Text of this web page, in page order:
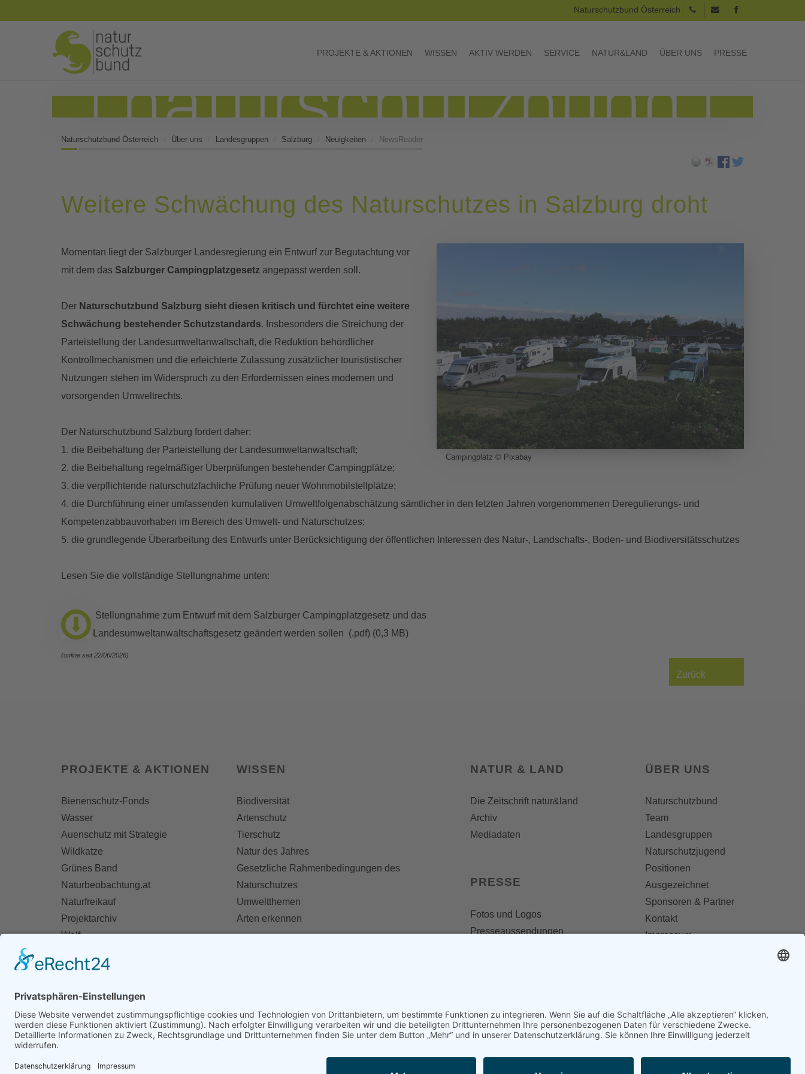
Naturschutzbund Österreich
PROJEKTE & AKTIONEN WISSEN AKTIV WERDEN SERVICE NATUR&LAND ÜBER UNS PRESSE
Naturschutzbund Österreich Über uns Landesgruppen Salzburg Neuigkeiten NewsReader
Weitere Schwächung des Naturschutzes in Salzburg droht
Campingplatz © Pixabay
Momentan liegt der Salzburger Landesregierung ein Entwurf zur Begutachtung vor
mit dem das Salzburger Campingplatzgesetz angepasst werden soll.
Der Naturschutzbund Salzburg sieht diesen kritisch und fürchtet eine weitere
Schwächung bestehender Schutzstandards. Insbesonders die Streichung der
Parteistellung der Landesumweltanwaltschaft, die Reduktion behördlicher
Kontrollmechanismen und die erleichterte Zulassung zusätzlicher tourististischer
Nutzungen stehen im Widerspruch zu den Erfordernissen eines modernen und
vorsorgenden Umweltrechts.
Der Naturschutzbund Salzburg fordert daher:
1. die Beibehaltung der Parteistellung der Landesumweltanwaltschaft;
2. die Beibehaltung regelmäßiger Überprüfungen bestehender Campingplätze;
3. die verpflichtende naturschutzfachliche Prüfung neuer Wohnmobilstellplätze;
4. die Durchführung einer umfassenden kumulativen Umweltfolgenabschätzung sämtlicher in den letzten Jahren vorgenommenen Deregulierungs- und
Kompetenzabbauvorhaben im Bereich des Umwelt- und Naturschutzes;
5. die grundlegende Überarbeitung des Entwurfs unter Berücksichtigung der öffentlichen Interessen des Natur-, Landschafts-, Boden- und Biodiversitätsschutzes
Lesen Sie die vollständige Stellungnahme unten:
Stellungnahme zum Entwurf mit dem Salzburger Campingplatzgesetz und das
Landesumweltanwaltschaftsgesetz geändert werden sollen (.pdf) (0,3 MB)
(online seit 22/06/2026)
Zurück
PROJEKTE & AKTIONEN
Bienenschutz-Fonds
Wasser
Auenschutz mit Strategie
Wildkatze
Grünes Band
Naturbeobachtung.at
Naturfreikauf
Projektarchiv
Wolf
WISSEN
Biodiversität
Artenschutz
Tierschutz
Natur des Jahres
Gesetzliche Rahmenbedingungen des
Naturschutzes
Umweltthemen
Arten erkennen
Spenden
Mitglied werden
NATUR & LAND
Die Zeitschrift natur&land
Archiv
Mediadaten
PRESSE
Fotos und Logos
Presseaussendungen
ÜBER UNS
Naturschutzbund
Team
Landesgruppen
Naturschutzjugend
Positionen
Ausgezeichnet
Sponsoren & Partner
Kontakt
Impressum